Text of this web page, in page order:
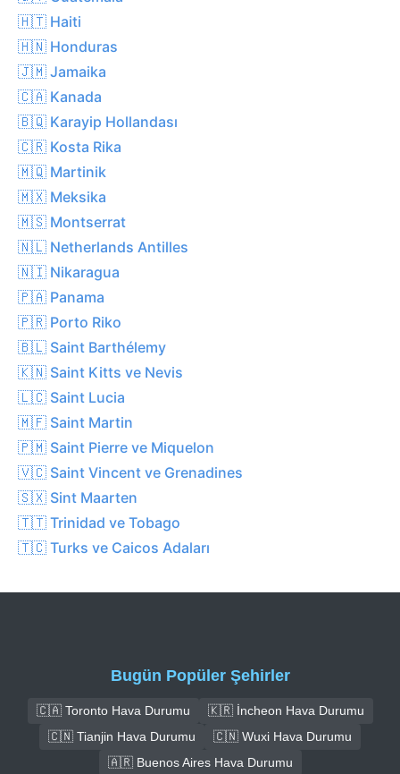
🇭🇹 Haiti
🇭🇳 Honduras
🇯🇲 Jamaika
🇨🇦 Kanada
🇧🇶 Karayip Hollandası
🇨🇷 Kosta Rika
🇲🇶 Martinik
🇲🇽 Meksika
🇲🇸 Montserrat
🇳🇱 Netherlands Antilles
🇳🇮 Nikaragua
🇵🇦 Panama
🇵🇷 Porto Riko
🇧🇱 Saint Barthélemy
🇰🇳 Saint Kitts ve Nevis
🇱🇨 Saint Lucia
🇲🇫 Saint Martin
🇵🇲 Saint Pierre ve Miquelon
🇻🇨 Saint Vincent ve Grenadines
🇸🇽 Sint Maarten
🇹🇹 Trinidad ve Tobago
🇹🇨 Turks ve Caicos Adaları
Bugün Popüler Şehirler
🇨🇦 Toronto Hava Durumu
🇰🇷 İncheon Hava Durumu
🇨🇳 Tianjin Hava Durumu
🇨🇳 Wuxi Hava Durumu
🇦🇷 Buenos Aires Hava Durumu